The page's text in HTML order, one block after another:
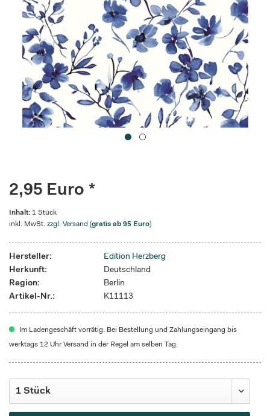
2,95 Euro *
Inhalt: 1 Stück
inkl. MwSt. zzgl. Versand (gratis ab 95 Euro)
Hersteller:
Edition Herzberg
Herkunft:
Deutschland
Region:
Berlin
Artikel-Nr.:
K11113
Im Ladengeschäft vorrätig. Bei Bestellung und Zahlungseingang bis
werktags 12 Uhr Versand in der Regel am selben Tag.